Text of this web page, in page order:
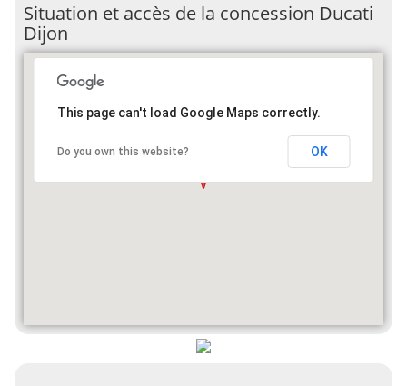
Situation et accès de la concession Ducati
Dijon
This page can't load Google Maps correctly.
Do you own this website? OK